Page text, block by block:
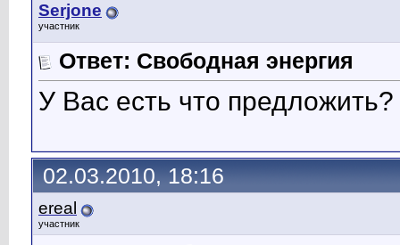
Serjone
участник
Ответ: Свободная энергия
У Вас есть что предложить?
02.03.2010, 18:16
ereal
участник